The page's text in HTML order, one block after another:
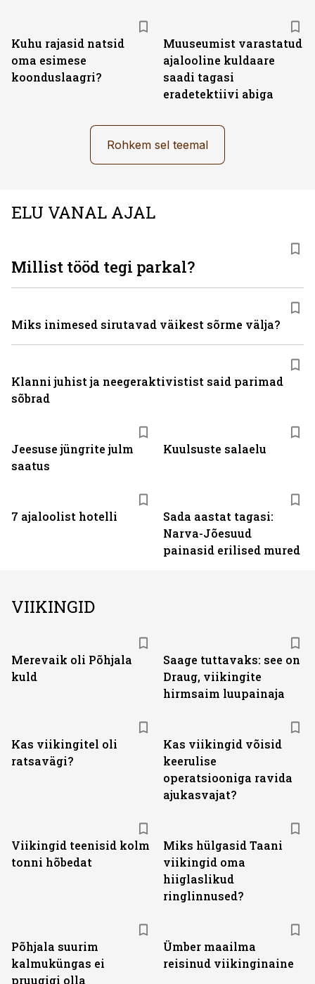
Kuhu rajasid natsid
oma esimese
koonduslaagri?
Muuseumist varastatud
ajalooline kuldaare
saadi tagasi
eradetektiivi abiga
Rohkem sel teemal
ELU VANAL AJAL
Jeesuse jüngrite julm
saatus
Kuulsuste salaelu
7 ajaloolist hotelli
Sada aastat tagasi:
Narva-Jõesuud
painasid erilised mured
Millist tööd tegi parkal?
Miks inimesed sirutavad väikest sõrme välja?
Klanni juhist ja neegeraktivistist said parimad
sõbrad
VIIKINGID
Merevaik oli Põhjala
kuld
Saage tuttavaks: see on
Draug, viikingite
hirmsaim luupainaja
Kas viikingitel oli
ratsavägi?
Kas viikingid võisid
keerulise
operatsiooniga ravida
ajukasvajat?
Viikingid teenisid kolm
tonni hõbedat
Miks hülgasid Taani
viikingid oma
hiiglaslikud
ringlinnused?
Põhjala suurim
kalmuküngas ei
pruugigi olla
Ümber maailma
reisinud viikinginaine